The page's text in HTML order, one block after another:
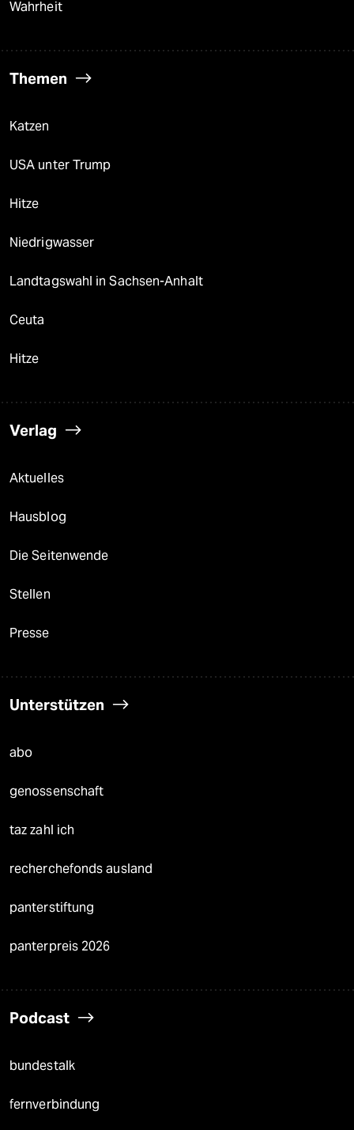
Wahrheit
Themen
Katzen
USA unter Trump
Hitze
Niedrigwasser
Landtagswahl in Sachsen-Anhalt
Ceuta
Hitze
Verlag
Aktuelles
Hausblog
Die Seitenwende
Stellen
Presse
Unterstützen
abo
genossenschaft
taz zahl ich
recherchefonds ausland
panterstiftung
panterpreis 2026
Podcast
bundestalk
fernverbindung